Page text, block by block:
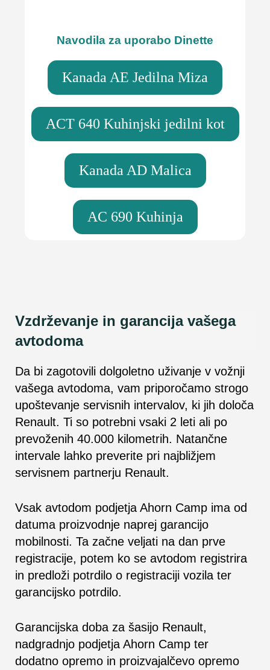
Navodila za uporabo Dinette
Kanada AE Jedilna Miza
ACT 640 Kuhinjski jedilni kot
Kanada AD Malica
AC 690 Kuhinja
Vzdrževanje in garancija vašega
avtodoma
Da bi zagotovili dolgoletno uživanje v vožnji
vašega avtodoma, vam priporočamo strogo
upoštevanje servisnih intervalov, ki jih določa
Renault. Ti so potrebni vsaki 2 leti ali po
prevoženih 40.000 kilometrih. Natančne
intervale lahko preverite pri najbližjem
servisnem partnerju Renault.
Vsak avtodom podjetja Ahorn Camp ima od
datuma proizvodnje naprej garancijo
mobilnosti. Ta začne veljati na dan prve
registracije, potem ko se avtodom registrira
in predloži potrdilo o registraciji vozila ter
garancijsko potrdilo.
Garancijska doba za šasijo Renault,
nadgradnjo podjetja Ahorn Camp ter
dodatno opremo in proizvajalčevo opremo